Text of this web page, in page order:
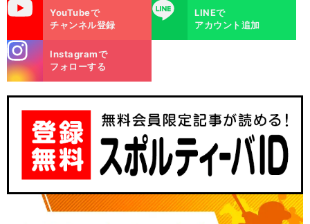
YouTubeで
チャンネル登録
LINE
LINEで
アカウント追加
m
Instagramで
フォローする